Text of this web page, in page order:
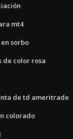
mt4
sorbo
de color rosa
de td ameritrade
colorado